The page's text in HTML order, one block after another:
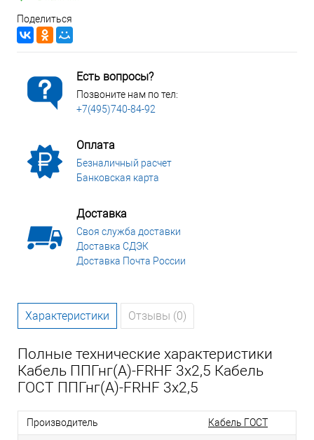
Поделиться
Есть вопросы?
Позвоните нам по тел:
+7(495)740-84-92
Оплата
Безналичный расчет
Банковская карта
Доставка
Своя служба доставки
Доставка СДЭК
Доставка Почта России
Характеристики Отзывы (0)
Полные технические характеристики
Кабель ППГнг(А)-FRHF 3х2,5 Кабель
ГОСТ ППГнг(А)-FRHF 3х2,5
Производитель Кабель ГОСТ